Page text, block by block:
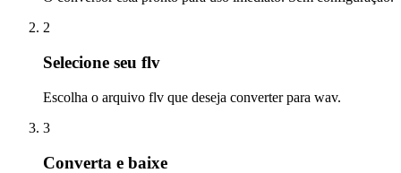
2
Selecione seu flv
Escolha o arquivo flv que deseja converter para wav.
3
Converta e baixe